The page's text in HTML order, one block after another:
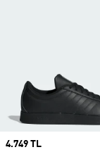
Price
4.749 TL